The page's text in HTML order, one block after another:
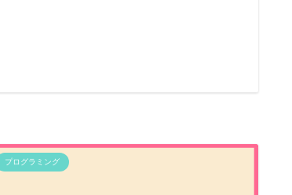
プログラミング